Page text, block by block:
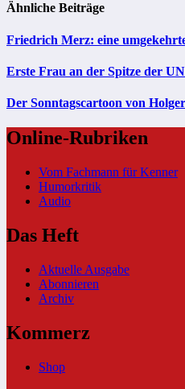
Ähnliche Beiträge
Friedrich Merz: eine
Erste Frau an der Spitze der
Der Sonntagscartoon von
Online-Rubriken
Vom Fachmann für Kenner
Humorkritik
Audio
Das Heft
Aktuelle Ausgabe
Abonnieren
Archiv
Kommerz
Shop